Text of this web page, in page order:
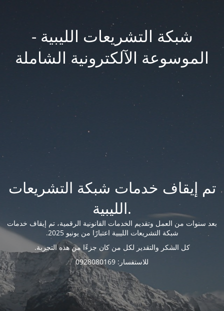
شبكة التشريعات الليبية -
الموسوعة الآلكترونية الشاملة
تم إيقاف خدمات شبكة التشريعات
الليبية.
بعد سنوات من العمل وتقديم الخدمات القانونية الرقمية، تم إيقاف خدمات
شبكة التشريعات الليبية اعتبارًا من يونيو 2025.
كل الشكر والتقدير لكل من كان جزءًا من هذه التجربة.
للاستفسار: 0928080169